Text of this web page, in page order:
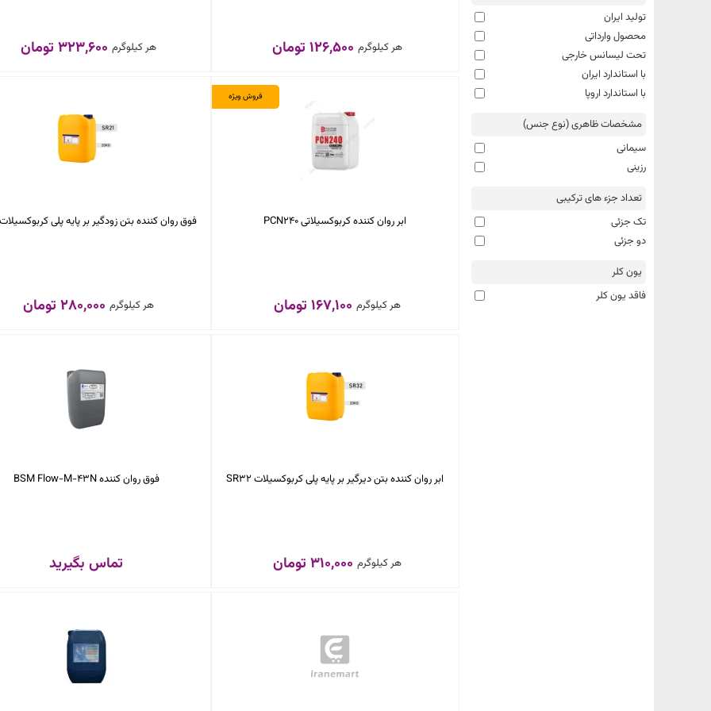
تولید ایران
محصول وارداتی
تحت لیسانس خارجی
با استاندارد ایران
با استاندارد اروپا
مشخصات ظاهری (نوع جنس)
سیمانی
رزینی
تعداد جزء های ترکیبی
تک جزئی
دو جزئی
یون کلر
فاقد یون کلر
126,500 تومان هر کیلوگرم 323,600 تومان هر کیلوگرم
فروش ویژه
ابر روان کننده کربوکسیلاتی PCN240
167,100 تومان هر کیلوگرم
فوق‌ روان‌ کننده بتن زودگیر بر پایه‎ پلی‌ کربوکسیلات SR21
280,000 تومان هر کیلوگرم
ابر روان‌ کننده بتن دیرگیر بر پایه‎ پلی کربوکسیلات SR32
310,000 تومان هر کیلوگرم
فوق روان کننده BSM Flow-M-43N
تماس بگیرید